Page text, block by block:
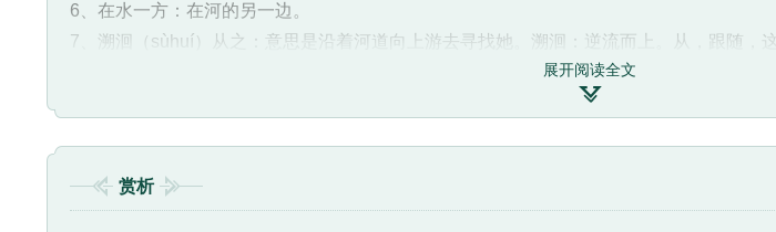
6、在水一方：在河的另一边。
7、溯洄（sùhuí）从之：意思是沿着河道向上游去寻找她。溯洄：逆流而上。从，跟随，这
12、晞（xī）：晒干。
展开阅读全文

赏析